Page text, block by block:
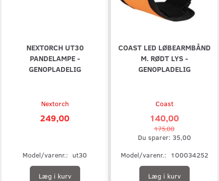
NEXTORCH UT30
PANDELAMPE -
GENOPLADELIG
Nextorch
249,00
Model/varenr.: ut30
Læg i kurv
COAST LED LØBEARMBÅND
M. RØDT LYS -
GENOPLADELIG
Coast
140,00
175,00
Du sparer: 35,00
Model/varenr.:
100034252
Læg i kurv